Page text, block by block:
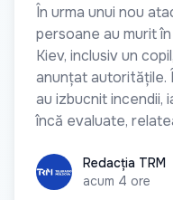
În urma unui nou
persoane au murit
Kiev, inclusiv un
anunțat autoritățile.
au izbucnit incendii,
încă evaluate,
Redacția TRM
Redacția TRM
acum 4 ore